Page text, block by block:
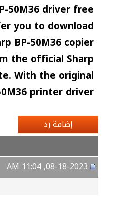
50M36 driver free
you to download
BP-50M36 copier
the official Sharp
With the original
printer driver,
إضافة رد